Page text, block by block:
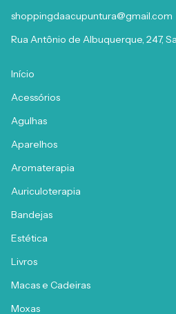
shoppingdaacupuntura@gmail.com
Rua Antônio de Albuquerque, 247,
Início
Acessórios
Agulhas
Aparelhos
Aromaterapia
Auriculoterapia
Bandejas
Estética
Livros
Macas e Cadeiras
Moxas